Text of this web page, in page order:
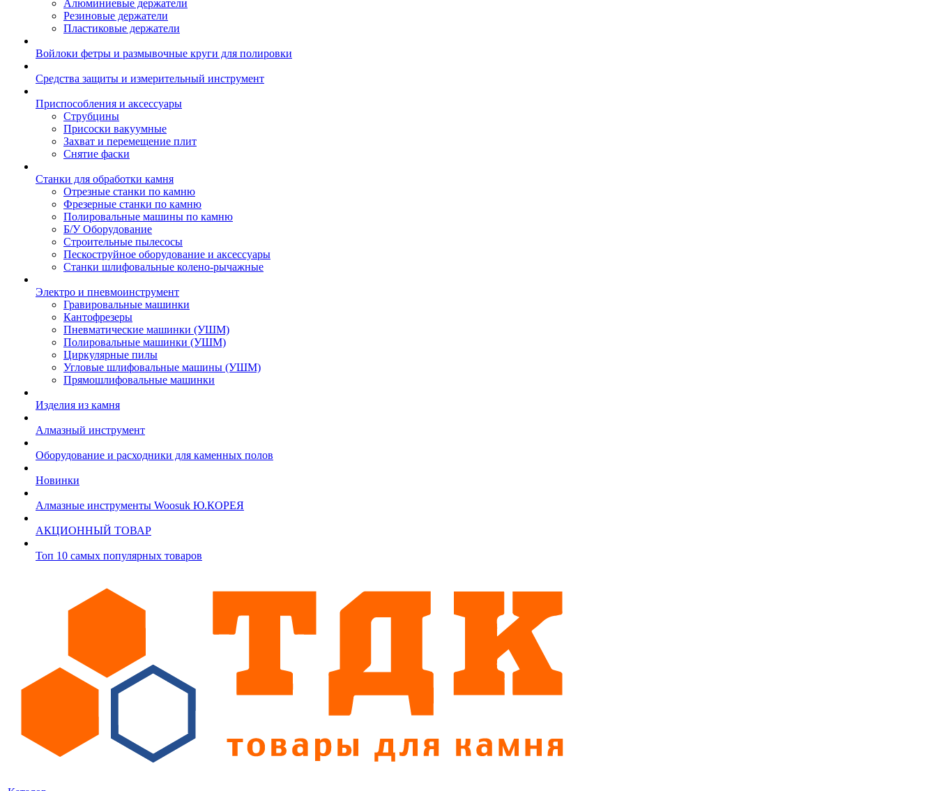
Алюминиевые держатели
Резиновые держатели
Пластиковые держатели
Войлоки фетры и размывочные круги для полировки
Средства защиты и измерительный инструмент
Приспособления и аксессуары
Струбцины
Присоски вакуумные
Захват и перемещение плит
Снятие фаски
Станки для обработки камня
Отрезные станки по камню
Фрезерные станки по камню
Полировальные машины по камню
Б/У Оборудование
Строительные пылесосы
Пескоструйное оборудование и аксессуары
Станки шлифовальные колено-рычажные
Электро и пневмоинструмент
Гравировальные машинки
Кантофрезеры
Пневматические машинки (УШМ)
Полировальные машинки (УШМ)
Циркулярные пилы
Угловые шлифовальные машины (УШМ)
Прямошлифовальные машинки
Изделия из камня
Алмазный инструмент
Оборудование и расходники для каменных полов
Новинки
Алмазные инструменты Woosuk Ю.КОРЕЯ
АКЦИОННЫЙ ТОВАР
Топ 10 самых популярных товаров